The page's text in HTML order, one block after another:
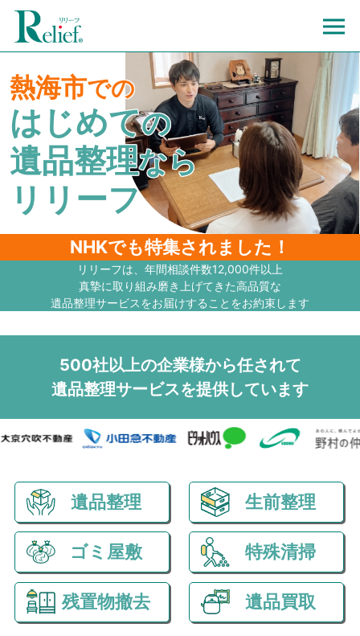
熱海市での
はじめての
遺品整理なら
リリーフ
NHKでも特集されました！
リリーフは、年間相談件数12,000件以上
真摯に取り組み磨き上げてきた高品質な
遺品整理サービスをお届けすることをお約束します
500社以上の企業様から任されて
遺品整理サービスを提供しています
遺品整理 生前整理
ゴミ屋敷 特殊清掃
残置物撤去 遺品買取